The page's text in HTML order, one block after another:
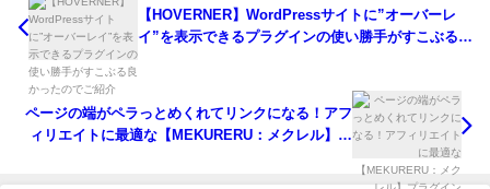
【HOVERNER】WordPressサイトに”オーバーレ
イ”を表示できるプラグインの使い勝手がすこぶる良
ページの端がペラっとめくれてリンクになる！アフ
ィリエイトに最適な【MEKURERU：メクレル】プ